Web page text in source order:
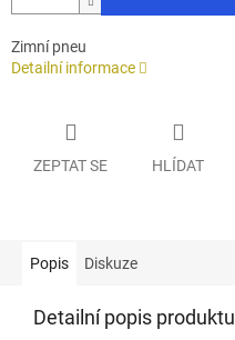
Zimní pneu
Detailní informace
ZEPTAT SE HLÍDAT
Popis Diskuze
Detailní popis produktu